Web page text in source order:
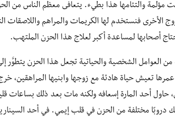
مؤلمة والتئامها هذا بطيء. يتعافى معظم الناس من
الأخرى فنستخدم لها الكريمات والمراهم واللاصقات
أصحابها لمساعدة أكبر لعلاج هذا الحزن الملتهب.
العوامل الشخصية والحياتية تجعل هذا الحزن يتطوَّر
تعيش حياة هادئة مع زوجها وابنيها المراهقين،
أحد المارة إسعافه ولكنه مات بعد ذلك بساعات
دروبًا مختلفة من الحزن في قلب إيمي. في أحد